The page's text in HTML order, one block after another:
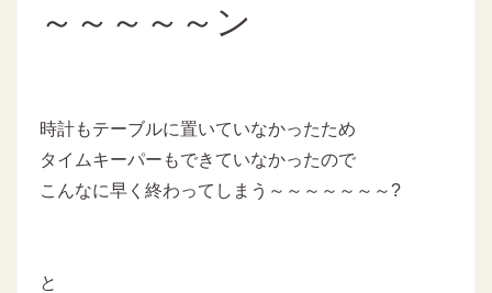
～～～～～ン
時計もテーブルに置いていなかったため
タイムキーパーもできていなかったので
こんなに早く終わってしまう～～～～～～～?
と